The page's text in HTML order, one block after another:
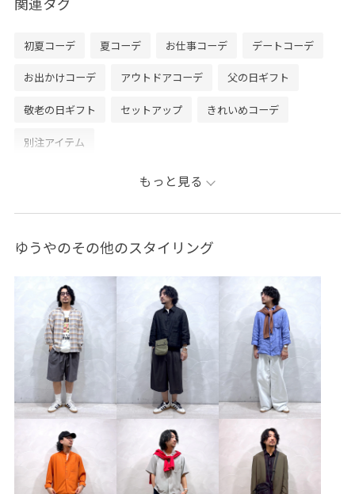
初夏コーデ 夏コーデ お仕事コーデ デートコーデ
お出かけコーデ アウトドアコーデ 父の日ギフト
敬老の日ギフト セットアップ きれいめコーデ
別注アイテム
もっと見る
ゆうやのその他のスタイリング